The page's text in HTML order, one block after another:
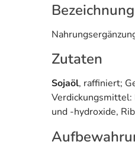
Zutaten
Sojaöl, raffiniert;
Verdickungsmittel:
und -hydroxide,